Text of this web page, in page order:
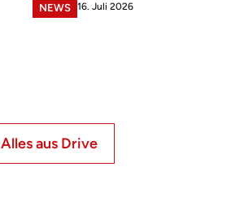
NEWS 16. Juli 2026
Alles aus Drive